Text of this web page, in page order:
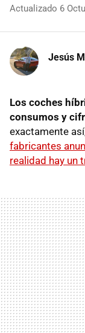
Actualizado 6
Jesús
Los coches
consumos y
exactamente
fabricantes
realidad hay un